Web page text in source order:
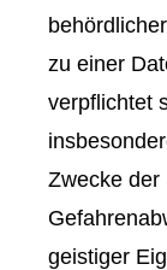
zu einer
verpflichtet
Zwecke der
geistiger